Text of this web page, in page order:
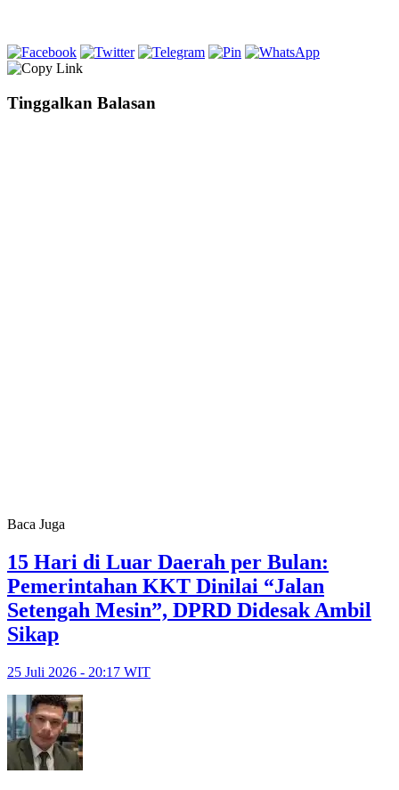
Tinggalkan Balasan
Baca Juga
15 Hari di Luar Daerah per Bulan:
Pemerintahan KKT Dinilai “Jalan
Setengah Mesin”, DPRD Didesak Ambil
Sikap
25 Juli 2026 - 20:17 WIT